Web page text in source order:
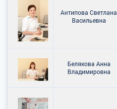
Антипова Светлана
Васильевна
Белякова Анна
Владимировна